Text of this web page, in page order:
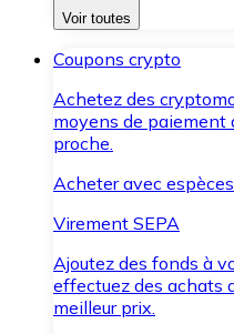
Voir toutes
Coupons crypto
Achetez des
moyens de paiement
proche.
Acheter avec espèces
Virement SEPA
Ajoutez des fonds à
effectuez des achats
meilleur prix.